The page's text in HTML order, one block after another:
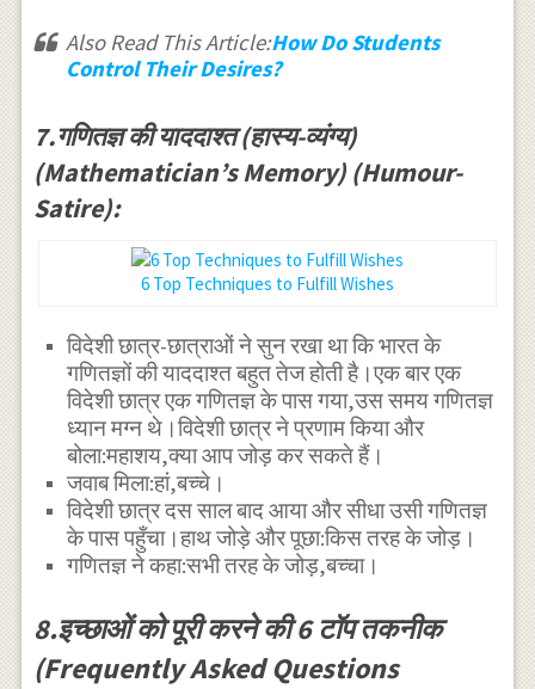
Also Read This Article:How Do Students
Control Their Desires?
7.गणितज्ञ की याददाश्त (हास्य-व्यंग्य)
(Mathematician’s Memory) (Humour-
Satire):
6 Top Techniques to Fulfill Wishes
विदेशी छात्र-छात्राओं ने सुन रखा था कि भारत के
गणितज्ञों की याददाश्त बहुत तेज होती है।एक बार एक
विदेशी छात्र एक गणितज्ञ के पास गया,उस समय गणितज्ञ
ध्यान मग्न थे।विदेशी छात्र ने प्रणाम किया और
बोला:महाशय,क्या आप जोड़ कर सकते हैं।
जवाब मिला:हां,बच्चे।
विदेशी छात्र दस साल बाद आया और सीधा उसी गणितज्ञ
के पास पहुँचा।हाथ जोड़े और पूछा:किस तरह के जोड़।
गणितज्ञ ने कहा:सभी तरह के जोड़,बच्चा।
8.इच्छाओं को पूरी करने की 6 टॉप तकनीक
(Frequently Asked Questions